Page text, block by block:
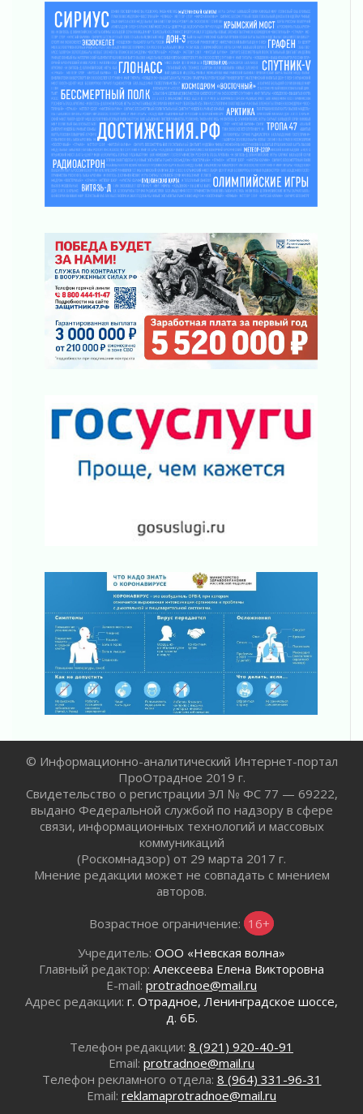
За сутки в Ленинградской области
ликвидировали 10 пожаров
03 августа 2026
Клюква наливается, но в корзинку пока не
просится
03 августа 2026
Строительные компании Ленобласти
подняли зарплаты почти на 40% за год
03 августа 2026
Шесть новых жизней в честь дня рождения
Ленинградской области
03 августа 2026
Уроки безопасности для детей и взрослых
03 августа 2026
Ленобласть отмечает День Воздушно-
десантных войск
02 августа 2026
«Активное лето»
02 августа 2026
Ленобласть отметила заслуги жителей перед
Ладога — не пруд
02 августа 2026
ПСК через Гослуслуги напомнит жителям
Ленинградской области о неоплаченных
Пропавшего подростка нашли в Кировском
Жителям Ленобласти напомнили, как
действовать при укусе клеща
02 августа 2026
В Ивангороде назвали новых почетных
граждан Ленинградской области
02 августа 2026
Готовность №1
02 августа 2026
02 августа 2026
Ленобласть внедрила передовую подготовку
операторов БПЛА
02 августа 2026
В Ивангороде появилась «Избушка-
воробушка»
02 августа 2026
Юхла, мука, кантеле и Водяной
01 августа 2026
В Ленобласти открылась экспозиция к 150-
летию Билибина
01 августа 2026
01 августа 2026
Болезнь девственниц и вампиров
01 августа 2026
© Информационно-аналитический Интернет-портал
ПроОтрадное 2019 г.
Свидетельство о регистрации ЭЛ № ФС 77 — 69222,
выдано Федеральной службой по надзору в сфере
связи, информационных технологий и массовых
коммуникаций
(Роскомнадзор) от 29 марта 2017 г.
Мнение редакции может не совпадать с мнением
авторов.
Возрастное ограничение: 16+
Учредитель: ООО «Невская волна»
Главный редактор: Алексеева Елена Викторовна
E-mail: protradnoe@mail.ru
Адрес редакции: г. Отрадное, Ленинградское шоссе,
д. 6Б.
Телефон редакции: 8 (921) 920-40-91
Email: protradnoe@mail.ru
Телефон рекламного отдела: 8 (964) 331-96-31
Email: reklamaprotradnoe@mail.ru